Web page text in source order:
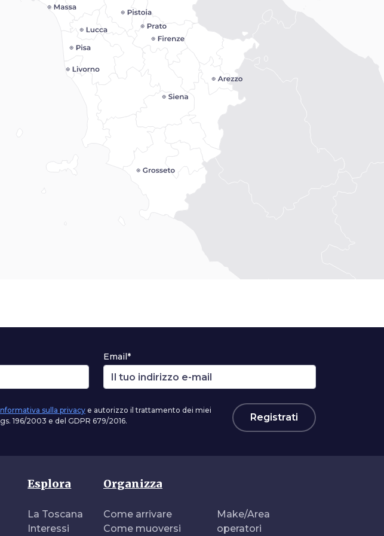
Email*
sulla privacy e autorizzo il trattamento dei miei
196/2003 e del GDPR 679/2016.
Registrati
Esplora
La Toscana
Interessi
Organizza
Come arrivare
Come muoversi
Make/Area
operatori